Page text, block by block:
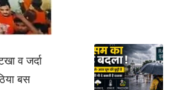
व जर्दा
बस